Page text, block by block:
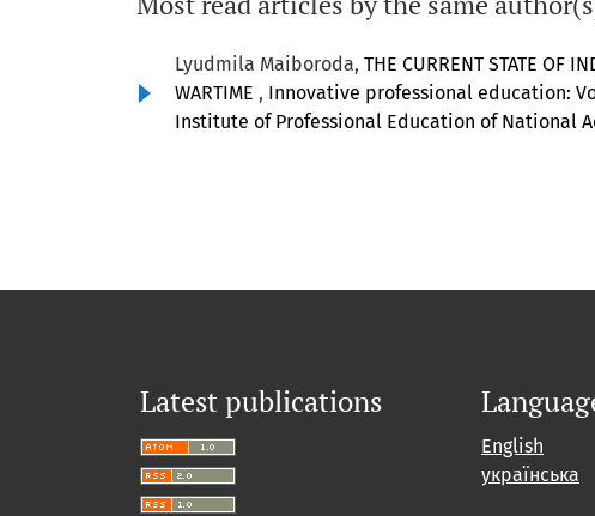
Lyudmila Maiboroda, THE CURRENT STATE OF
WARTIME , Innovative professional education:
Institute of Professional Education of National
Latest publications
English
українська